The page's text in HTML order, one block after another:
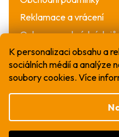
K personalizaci obsahu a
sociálních médií a analýze
soubory cookies. Více
Reklamace a vrácení
Ochrana osobních údajů